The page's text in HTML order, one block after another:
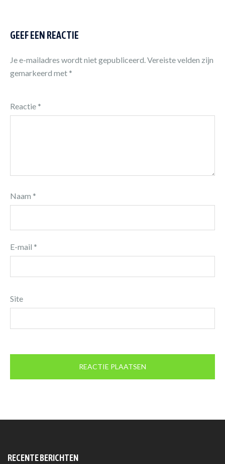
GEEF EEN REACTIE
Je e-mailadres wordt niet gepubliceerd.Vereiste velden zijn
gemarkeerd met *
Reactie *
Naam *
E-mail *
Site
RECENTE BERICHTEN